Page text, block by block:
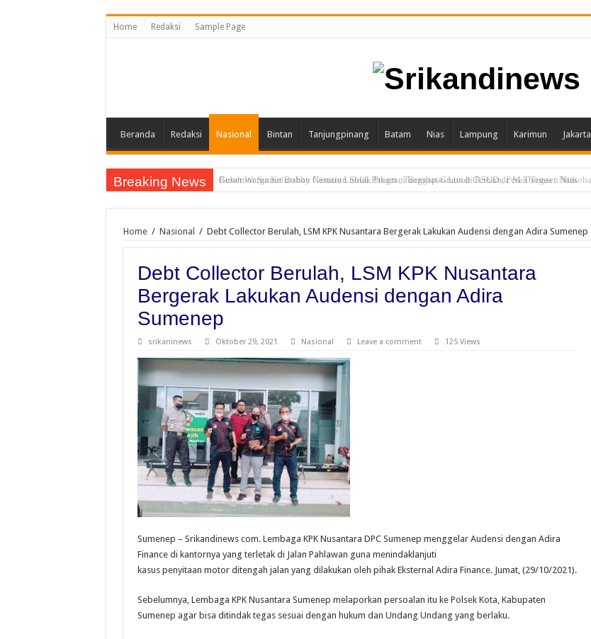
Home Redaksi Sample Page
Beranda Redaksi Nasional Bintan Tanjungpinang Batam Nias Lampung Karimun Jakarta
Breaking News Gubernur Sumut Bobby Nasution Sidak Program Berobat Gratis di RSUD dr. M Thomsen Nias
Home / Nasional / Debt Collector Berulah, LSM KPK Nusantara Bergerak Lakukan Audensi dengan Adira Sumenep
Debt Collector Berulah, LSM KPK Nusantara
Bergerak Lakukan Audensi dengan Adira
Sumenep
srikaninews Oktober 29, 2021 Nasional Leave a comment 125 Views
Sumenep – Srikandinews com. Lembaga KPK Nusantara DPC Sumenep menggelar Audensi dengan Adira
Finance di kantornya yang terletak di Jalan Pahlawan guna menindaklanjuti
kasus penyitaan motor ditengah jalan yang dilakukan oleh pihak Eksternal Adira Finance. Jumat, (29/10/2021).
Sebelumnya, Lembaga KPK Nusantara Sumenep melaporkan persoalan itu ke Polsek Kota, Kabupaten
Sumenep agar bisa ditindak tegas sesuai dengan hukum dan Undang Undang yang berlaku.